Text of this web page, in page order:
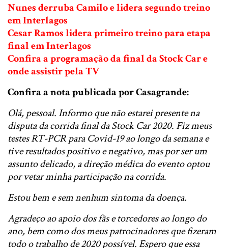
Nunes derruba Camilo e lidera segundo treino
em Interlagos
Cesar Ramos lidera primeiro treino para etapa
final em Interlagos
Confira a programação da final da Stock Car e
onde assistir pela TV
Confira a nota publicada por Casagrande:
Olá, pessoal. Informo que não estarei presente na
disputa da corrida final da Stock Car 2020. Fiz meus
testes RT-PCR para Covid-19 ao longo da semana e
tive resultados positivo e negativo, mas por ser um
assunto delicado, a direção médica do evento optou
por vetar minha participação na corrida.
Estou bem e sem nenhum sintoma da doença.
Agradeço ao apoio dos fãs e torcedores ao longo do
ano, bem como dos meus patrocinadores que fizeram
todo o trabalho de 2020 possível. Espero que essa